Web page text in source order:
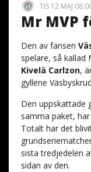
TIS 12 MAJ
Mr MVP
Den av fansen
spelare, så kallad
Kivelä Carlzon,
gyllene
Den uppskattade
samma paket,
Totalt har det
sista tredjedelen
sidan av den.